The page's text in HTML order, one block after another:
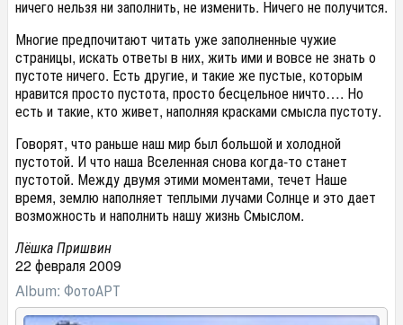
ничего нельзя ни заполнить, не изменить. Ничего не получится.
Многие предпочитают читать уже заполненные чужие
страницы, искать ответы в них, жить ими и вовсе не знать о
пустоте ничего. Есть другие, и такие же пустые, которым
нравится просто пустота, просто бесцельное ничто…. Но
есть и такие, кто живет, наполняя красками смысла пустоту.
Говорят, что раньше наш мир был большой и холодной
пустотой. И что наша Вселенная снова когда-то станет
пустотой. Между двумя этими моментами, течет Наше
время, землю наполняет теплыми лучами Солнце и это дает
возможность и наполнить нашу жизнь Смыслом.
Лёшка Пришвин
22 февраля 2009
Album: ФотоАРТ